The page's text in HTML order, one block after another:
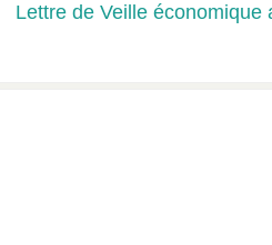
Lettre de Veille